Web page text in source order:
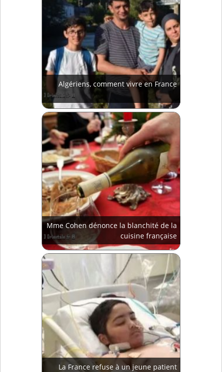
Algériens, comment vivre en France
Mme Cohen dénonce la blanchité de la
cuisine française
La France refuse à un jeune patient